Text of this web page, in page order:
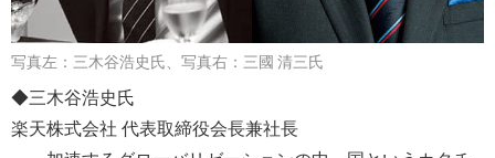
写真左：三木谷浩史氏、写真右：三國 清三氏
◆三木谷浩史氏
楽天株式会社 代表取締役会長兼社長